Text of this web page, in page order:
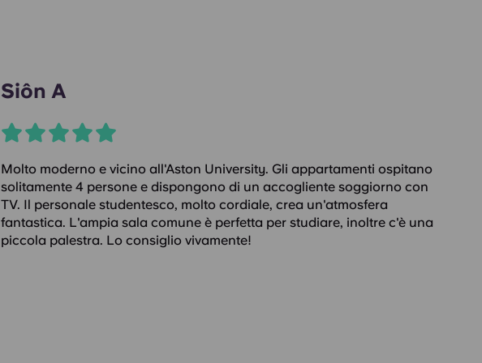
Siôn A
Molto moderno e vicino all'Aston University. Gli appartamenti ospitano
solitamente 4 persone e dispongono di un accogliente soggiorno con
TV. Il personale studentesco, molto cordiale, crea un'atmosfera
fantastica. L'ampia sala comune è perfetta per studiare, inoltre c'è una
piccola palestra. Lo consiglio vivamente!